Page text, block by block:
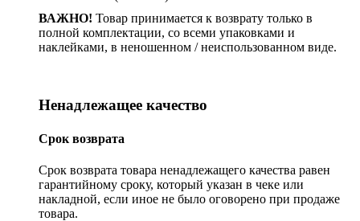
ВАЖНО! Товар принимается к возврату только в
полной комплектации, со всеми упаковками и
наклейками, в неношенном / неиспользованном виде.
Ненадлежащее качество
Срок возврата
Срок возврата товара ненадлежащего качества равен
гарантийному сроку, который указан в чеке или
накладной, если иное не было оговорено при продаже
товара.